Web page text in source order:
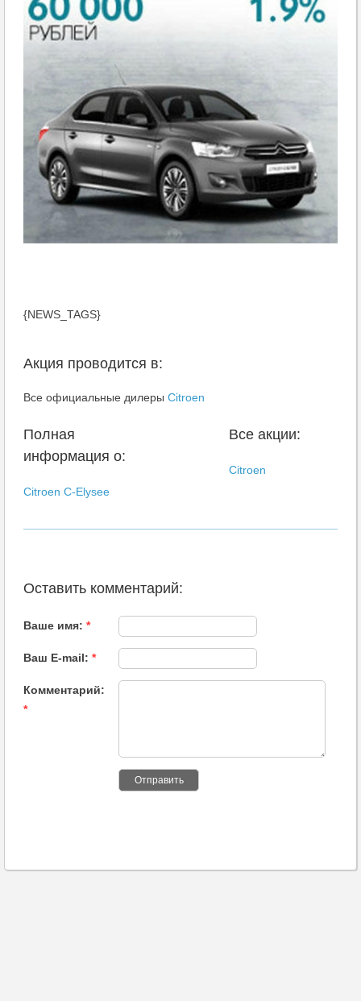
{NEWS_TAGS}
Акция проводится в:
Все официальные дилеры Citroen
Полная
информация о:
Citroen C-Elysee
Все акции:
Citroen
Оставить комментарий:
Ваше имя: *
Ваш E-mail: *
Комментарий:
*
Отправить